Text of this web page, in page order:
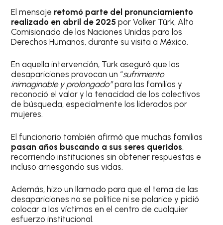
El mensaje retomó parte del pronunciamiento
realizado en abril de 2025 por Volker Türk, Alto
Comisionado de las Naciones Unidas para los
Derechos Humanos, durante su visita a México.
En aquella intervención, Türk aseguró que las
desapariciones provocan un “sufrimiento
inimaginable y prolongado”para las familias y
reconoció el valor y la tenacidad de los colectivos
de búsqueda, especialmente los liderados por
mujeres.
El funcionario también afirmó que muchas familias
pasan años buscando a sus seres queridos,
recorriendo instituciones sin obtener respuestas e
incluso arriesgando sus vidas.
Además, hizo un llamado para que el tema de las
desapariciones no se politice ni se polarice y pidió
colocar a las víctimas en el centro de cualquier
esfuerzo institucional.